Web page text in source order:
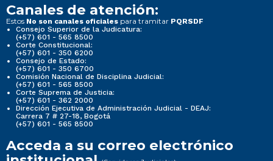
Canales de atención:
Estos No son canales oficiales para tramitar PQRSDF
Consejo Superior de la Judicatura:
(+57) 601 - 565 8500
Corte Constitucional:
(+57) 601 - 350 6200
Consejo de Estado:
(+57) 601 - 350 6700
Comisión Nacional de Disciplina Judicial:
(+57) 601 - 565 8500
Corte Suprema de Justicia:
(+57) 601 - 362 2000
Dirección Ejecutiva de Administración Judicial - DEAJ:
Carrera 7 # 27-18, Bogotá
(+57) 601 - 565 8500
Acceda a su correo electrónico